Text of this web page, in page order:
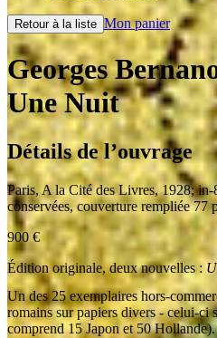
Retour à la liste Mon panier
Georges
Une Nuit
Détails de l’ouvrage
Paris, A la Cité des Livres,1928; in-
conservées, couverture rempliée 77
900 €
Édition originale, deux nouvelles :
Un des 25 exemplaires hors-
romains sur papiers divers - celui-ci
comprend 15 Japon et 50 Hollande).